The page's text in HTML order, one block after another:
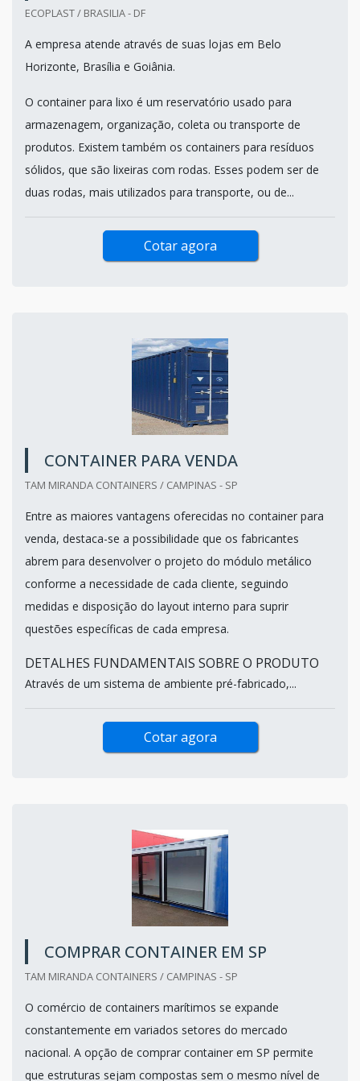
ECOPLAST / BRASILIA - DF
A empresa atende através de suas lojas em Belo
Horizonte, Brasília e Goiânia.
O container para lixo é um reservatório usado para
armazenagem, organização, coleta ou transporte de
produtos. Existem também os containers para resíduos
sólidos, que são lixeiras com rodas. Esses podem ser de
duas rodas, mais utilizados para transporte, ou de...
Cotar agora
CONTAINER PARA VENDA
TAM MIRANDA CONTAINERS / CAMPINAS - SP
Entre as maiores vantagens oferecidas no container para
venda, destaca-se a possibilidade que os fabricantes
abrem para desenvolver o projeto do módulo metálico
conforme a necessidade de cada cliente, seguindo
medidas e disposição do layout interno para suprir
questões específicas de cada empresa.
DETALHES FUNDAMENTAIS SOBRE O PRODUTO
Através de um sistema de ambiente pré-fabricado,...
Cotar agora
COMPRAR CONTAINER EM SP
TAM MIRANDA CONTAINERS / CAMPINAS - SP
O comércio de containers marítimos se expande
constantemente em variados setores do mercado
nacional. A opção de comprar container em SP permite
que estruturas sejam compostas sem o mesmo nível de